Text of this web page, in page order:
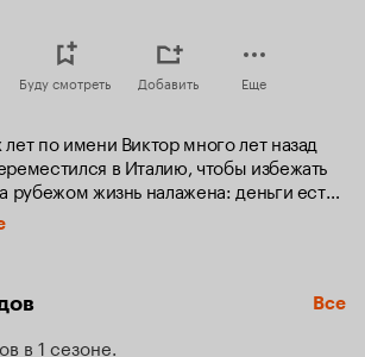
Буду смотреть Добавить Еще
по имени Виктор много лет назад
в Италию, чтобы избежать
рубежом жизнь налажена: деньги есть,
карбонарится, пицца изобилует
Несмотря на это, Виктор решает
а отца видели только
Все
в 1 сезоне